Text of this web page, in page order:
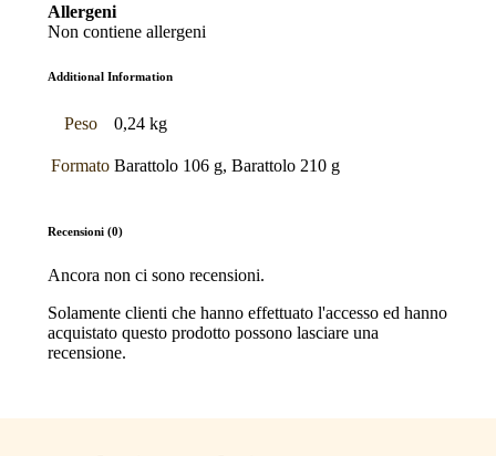
Allergeni
Non contiene allergeni
Additional Information
Peso 0,24 kg
Formato Barattolo 106 g, Barattolo 210 g
Recensioni (0)
Ancora non ci sono recensioni.
Solamente clienti che hanno effettuato l'accesso ed hanno
acquistato questo prodotto possono lasciare una
recensione.